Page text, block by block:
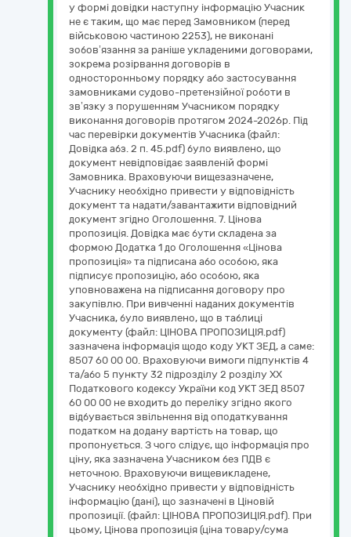
у формі довідки наступну інформацію Учасник
не є таким, що має перед Замовником (перед
військовою частиною 2253), не виконані
зобов’язання за раніше укладеними договорами,
зокрема розірвання договорів в
односторонньому порядку або застосування
замовниками судово-претензійної роботи в
зв’язку з порушенням Учасником порядку
виконання договорів протягом 2024-2026р. Під
час перевірки документів Учасника (файл:
Довідка абз. 2 п. 45.pdf) було виявлено, що
документ невідповідає заявленій формі
Замовника. Враховуючи вищезазначене,
Учаснику необхідно привести у відповідність
документ та надати/завантажити відповідний
документ згідно Оголошення. 7. Цінова
пропозиція. Довідка має бути складена за
формою Додатка 1 до Оголошення «Цінова
пропозиція» та підписана або особою, яка
підписує пропозицію, або особою, яка
уповноважена на підписання договору про
закупівлю. При вивченні наданих документів
Учасника, було виявлено, що в таблиці
документу (файл: ЦІНОВА ПРОПОЗИЦІЯ.pdf)
зазначена інформація щодо коду УКТ ЗЕД, а саме:
8507 60 00 00. Враховуючи вимоги підпунктів 4
та/або 5 пункту 32 підрозділу 2 розділу ХХ
Податкового кодексу України код УКТ ЗЕД 8507
60 00 00 не входить до переліку згідно якого
відбувається звільнення від оподаткування
податком на додану вартість на товар, що
пропонується. З чого слідує, що інформація про
ціну, яка зазначена Учасником без ПДВ є
неточною. Враховуючи вищевикладене,
Учаснику необхідно привести у відповідність
інформацію (дані), що зазначені в Ціновій
пропозиції. (файл: ЦІНОВА ПРОПОЗИЦІЯ.pdf). При
цьому, Цінова пропозиція (ціна товару/сума